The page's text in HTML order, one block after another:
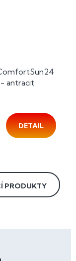
antracit
DETAIL
PRODUKTY